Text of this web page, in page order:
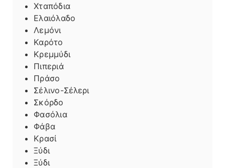
Χταπόδια
Ελαιόλαδο
Λεμόνι
Καρότο
Κρεμμύδι
Πιπεριά
Πράσο
Σέλινο-Σέλερι
Σκόρδο
Φασόλια
Φάβα
Κρασί
Ξύδι
Ξύδι